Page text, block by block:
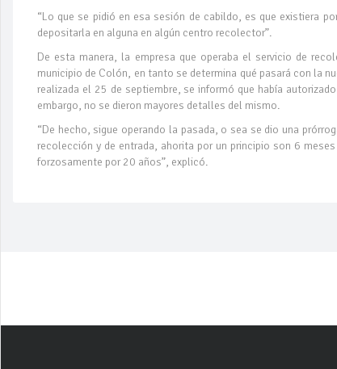
“Lo que se pidió en esa sesión de cabildo, es que existiera
depositarla en alguna en algún centro recolector”.
De esta manera, la empresa que operaba el servicio de
municipio de Colón, en tanto se determina qué pasará con la
realizada el 25 de septiembre, se informó que había
embargo, no se dieron mayores detalles del mismo.
“De hecho, sigue operando la pasada, o sea se dio una
recolección y de entrada, ahorita por un principio son 6
forzosamente por 20 años”, explicó.